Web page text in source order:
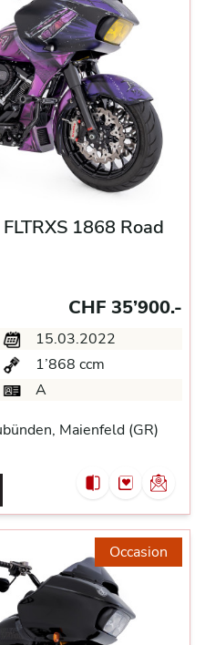
1868 Road
CHF 35’900.-
15.03.2022
1’868 ccm
A
Maienfeld (GR)
Occasion